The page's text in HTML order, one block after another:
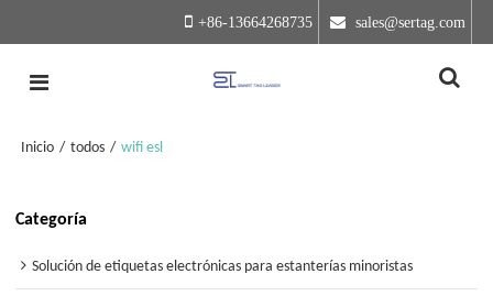
+86-13664268735 sales@sertag.com
Inicio / todos / wifi esl
Categoría
Solución de etiquetas electrónicas para estanterías minoristas